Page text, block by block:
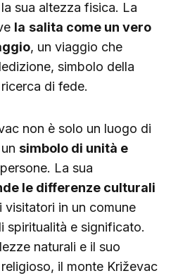
sua altezza fisica. La
la salita come un vero
, un viaggio che
simbolo della
di fede.
non è solo un luogo di
simbolo di unità e
La sua
le differenze culturali
visitatori in un comune
spiritualità e significato.
naturali e il suo
il monte Križevac